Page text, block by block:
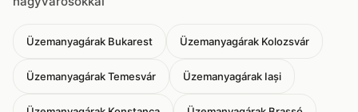
Üzemanyagárak Bukarest Üzemanyagárak Kolozsvár
Üzemanyagárak Temesvár Üzemanyagárak Iași